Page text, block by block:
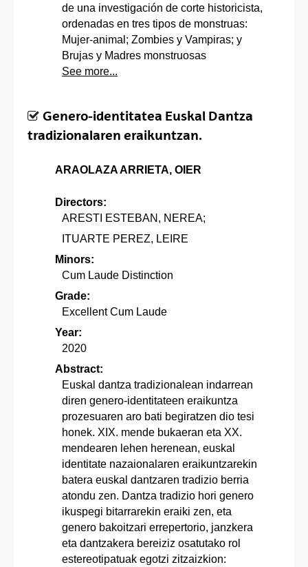
de una investigación de corte historicista,
ordenadas en tres tipos de monstruas:
Mujer-animal; Zombies y Vampiras; y
Brujas y Madres monstruosas
See more...
Genero-identitatea Euskal Dantza
tradizionalaren eraikuntzan.
ARAOLAZA ARRIETA, OIER
Directors:
ARESTI ESTEBAN, NEREA;
ITUARTE PEREZ, LEIRE
Minors:
Cum Laude Distinction
Grade:
Excellent Cum Laude
Year:
2020
Abstract:
Euskal dantza tradizionalean indarrean
diren genero-identitateen eraikuntza
prozesuaren aro bati begiratzen dio tesi
honek. XIX. mende bukaeran eta XX.
mendearen lehen herenean, euskal
identitate nazaionalaren eraikuntzarekin
batera euskal dantzaren tradizio berria
atondu zen. Dantza tradizio hori genero
ikuspegi bitarrarekin eraiki zen, eta
genero bakoitzari errepertorio, janzkera
eta dantzakera bereiziz osatutako rol
estereotipatuak egotzi zitzaizkion: